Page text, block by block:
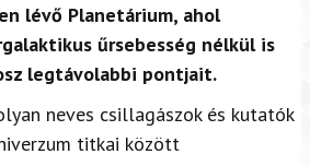
lévő Planetárium, ahol
űrsebesség nélkül is
legtávolabbi pontjait.
neves csillagászok és kutatók
titkai között